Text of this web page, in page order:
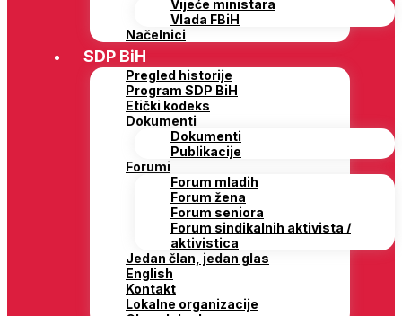
Vijeće ministara
Vlada FBiH
Načelnici
SDP BiH
Pregled historije
Program SDP BiH
Etički kodeks
Dokumenti
Dokumenti
Publikacije
Forumi
Forum mladih
Forum žena
Forum seniora
Forum sindikalnih aktivista /
aktivistica
Jedan član, jedan glas
English
Kontakt
Lokalne organizacije